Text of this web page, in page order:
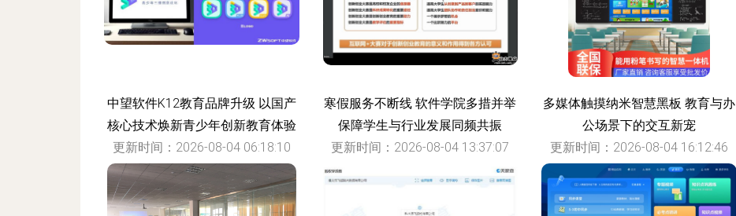
中望软件K12教育品牌升级 以国产
核心技术焕新青少年创新教育体验
更新时间：2026-08-04 06:18:10
寒假服务不断线 软件学院多措并举
保障学生与行业发展同频共振
更新时间：2026-08-04 13:37:07
多媒体触摸纳米智慧黑板 教育与办
公场景下的交互新宠
更新时间：2026-08-04 16:12:46